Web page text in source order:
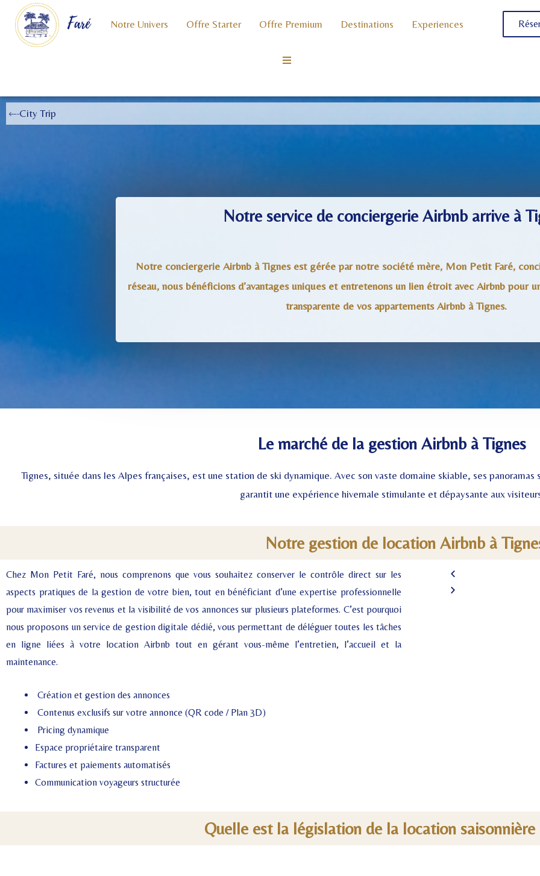
Faré Notre Univers Offre Starter Offre Premium Destinations Experiences
City Trip
Notre service de conciergerie Airbnb arrive à
Notre conciergerie Airbnb à Tignes est gérée par notre société mère, Mon Petit Faré,
réseau, nous bénéficions d’avantages uniques et entretenons un lien étroit avec Airbnb pour
transparente de vos appartements Airbnb à Tignes.
Le marché de la gestion Airbnb à Tignes
Tignes, située dans les Alpes françaises, est une station de ski dynamique. Avec son vaste domaine skiable, ses
garantit une expérience hivernale stimulante et dépaysante aux
Notre gestion de location Airbnb à
Chez Mon Petit Faré, nous comprenons que vous souhaitez conserver le contrôle direct sur les
aspects pratiques de la gestion de votre bien, tout en bénéficiant d’une expertise professionnelle
pour maximiser vos revenus et la visibilité de vos annonces sur plusieurs plateformes. C’est pourquoi
nous proposons un service de gestion digitale dédié, vous permettant de déléguer toutes les tâches
en ligne liées à votre location Airbnb tout en gérant vous-même l’entretien, l’accueil et la
maintenance.
Création et gestion des annonces
Contenus exclusifs sur votre annonce (QR code / Plan 3D)
Pricing dynamique
Espace propriétaire transparent
Factures et paiements automatisés
Communication voyageurs structurée
Quelle est la législation de la location saisonnière